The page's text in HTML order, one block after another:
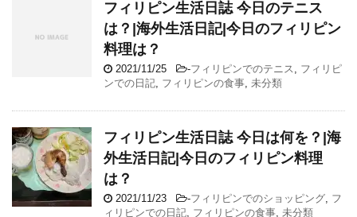
フィリピン生活日誌 今日のテニス
は？|海外生活日記|今日のフィリピン
料理は？
2021/11/25 -フィリピンでのテニス
フィリピ
ンでの日記 フィリピンの食事 未分類
フィリピン生活日誌 今日は何を？|海
外生活日記|今日のフィリピン料理
は？
2021/11/23 -フィリピンでのショッピング フ
ィリピンでの日記 フィリピンの食事 未分類